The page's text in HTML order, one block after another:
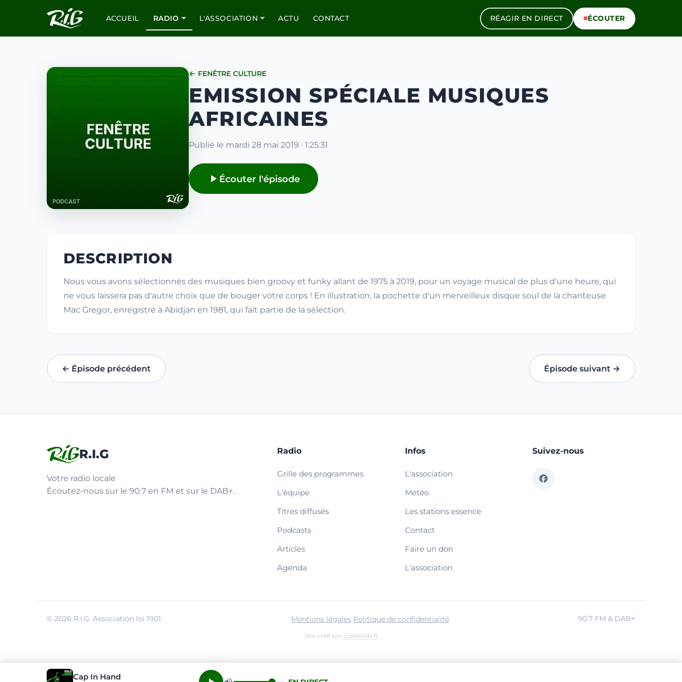
ACCUEIL RADIO L'ASSOCIATION ACTU CONTACT RÉAGIR EN DIRECT ÉCOUTER
← FENÊTRE CULTURE
EMISSION SPÉCIALE MUSIQUES
AFRICAINES
Publié le mardi 28 mai 2019 · 1:25:31
Écouter l'épisode
DESCRIPTION
Nous vous avons sélectionnés des musiques bien groovy et funky allant de 1975 à 2019, pour un voyage musical de plus d'une heure, qui
ne vous laissera pas d'autre choix que de bouger votre corps ! En illustration, la pochette d'un merveilleux disque soul de la chanteuse
Mac Gregor, enregistré à Abidjan en 1981, qui fait partie de la sélection.
← Épisode précédent Épisode suivant →
R.I.G
Votre radio locale
Écoutez-nous sur le 90.7 en FM et sur le DAB+.
Radio
Grille des programmes
L'équipe
Titres diffusés
Podcasts
Articles
Agenda
Infos
L'association
Météo
Les stations essence
Contact
Faire un don
L'association
Suivez-nous
© 2026 R.I.G. Association loi 1901. Mentions légales·Politique de confidentialité 90.7 FM & DAB+
Site créé par cubeweb.fr
Cap In Hand